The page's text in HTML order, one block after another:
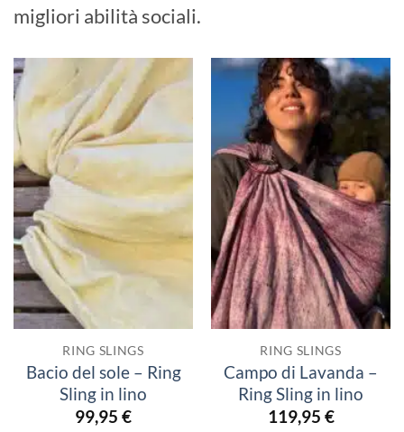
migliori abilità sociali.
RING SLINGS
Bacio del sole – Ring
Sling in lino
99,95 €
RING SLINGS
Campo di Lavanda –
Ring Sling in lino
119,95 €